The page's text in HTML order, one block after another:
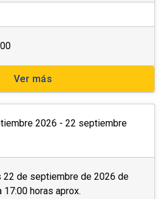
Ver más
2026 - 22 septiembre
22 de septiembre de 2026 de
17:00 horas aprox.